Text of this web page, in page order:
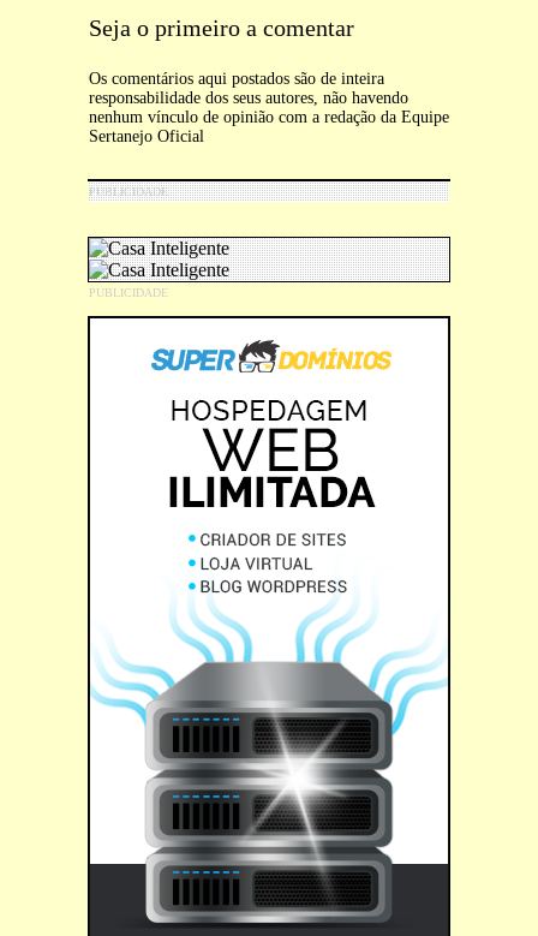
Seja o primeiro a comentar
Os comentários aqui postados são de inteira
responsabilidade dos seus autores, não havendo
nenhum vínculo de opinião com a redação da Equipe
Sertanejo Oficial